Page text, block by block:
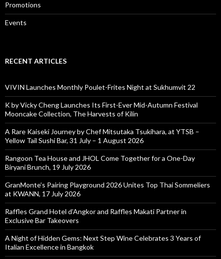
Promotions
Events
RECENT ARTICLES
VIVIN Launches Monthly Poulet-Frites Night at Sukhumvit 22
K by Vicky Cheng Launches Its First-Ever Mid-Autumn Festival
Mooncake Collection, The Harvests of Kilin
A Rare Kaiseki Journey by Chef Mitsutaka Tsukihara, at YTSB –
Yellow Tail Sushi Bar, 31 July – 1 August 2026
Rangoon Tea House and JHOL Come Together for a One-Day
Biryani Brunch, 19 July 2026
GranMonte’s Pairing Playground 2026 Unites Top Thai Sommeliers
at KWANN, 17 July 2026
Raffles Grand Hotel d’Angkor and Raffles Makati Partner in
Exclusive Bar Takeovers
A Night of Hidden Gems: Next Step Wine Celebrates 3 Years of
Italian Excellence in Bangkok